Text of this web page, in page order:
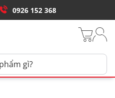
0926 152 368